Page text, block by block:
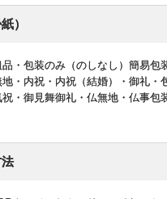
）
・包装のみ（のしなし）簡易包
・内祝・内祝（結婚）・御礼・
・御見舞御礼・仏無地・仏事包